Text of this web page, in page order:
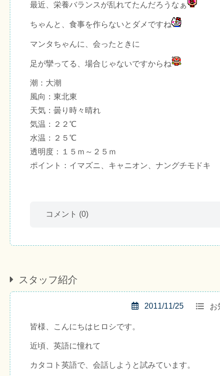
最近、栄養バランスが乱れてたんだろうなぁ
ちゃんと、食事を作らないとダメですね
マンタちゃんに、会ったときに
足が攣ってる、場合じゃないですからね
潮：大潮
風向：東北東
天気：曇り時々晴れ
気温：２２℃
水温：２５℃
透明度：１５ｍ～２５ｍ
ポイント：イマズニ、キャニオン、ナングチモドキ
コメント (0)
スタッフ紹介
お
2011/11/25
皆様、こんにちはヒロシです。
近頃、英語に憧れて
カタコト英語で、会話しようと試みています。